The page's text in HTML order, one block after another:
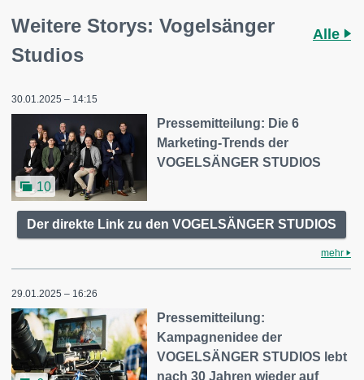
Weitere Storys: Vogelsänger
Studios
Alle
30.01.2025 – 14:15
10
Pressemitteilung: Die 6
Marketing-Trends der
VOGELSÄNGER STUDIOS
Der direkte Link zu den VOGELSÄNGER STUDIOS
mehr
29.01.2025 – 16:26
Pressemitteilung:
Kampagnenidee der
VOGELSÄNGER STUDIOS lebt
nach 30 Jahren wieder auf